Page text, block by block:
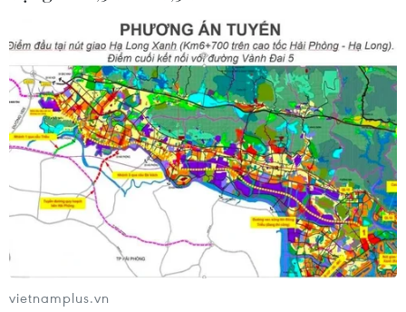
07/08/2026 08:33
Canh tác biển - động lực mới cho
kinh tế biển Việt Nam
07/08/2026 08:14
Xem thêm
vietnamplus.vn